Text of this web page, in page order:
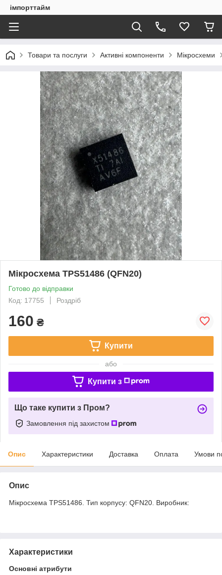
імпорттайм
Товари та послуги Активні компоненти Мікросхеми
Мікросхема TPS51486 (QFN20)
Готово до відправки
Код: 17755
Роздріб
160 ₴
Купити
або
Купити з
Що таке купити з Пром?
Замовлення під захистом
Опис Характеристики Доставка Оплата Умови
Опис
Мікросхема TPS51486. Тип корпусу: QFN20. Виробник:
Характеристики
Основні атрибути